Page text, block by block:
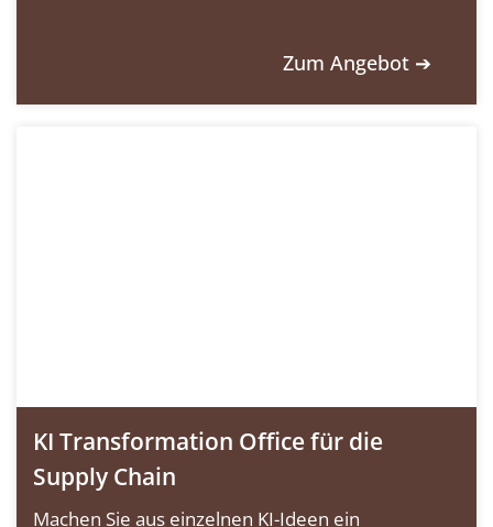
Zum Angebot ➔
KI Transformation Office für die
Supply Chain
Machen Sie aus einzelnen KI-Ideen ein